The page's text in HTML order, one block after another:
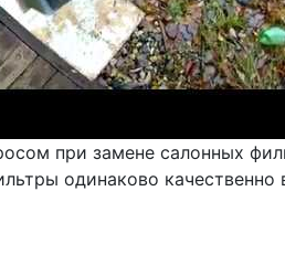
при замене салонных
одинаково